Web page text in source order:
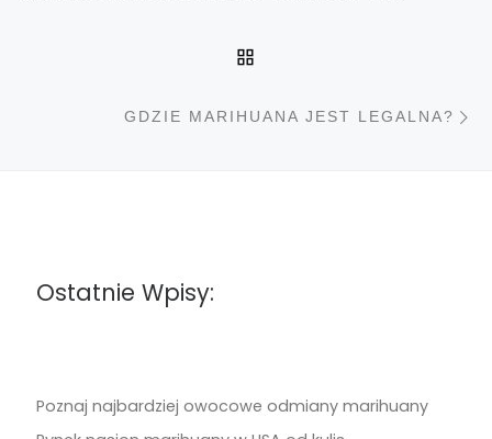
GDZIE MARIHUANA JEST LEGALNA?
Ostatnie Wpisy:
Poznaj najbardziej owocowe odmiany marihuany